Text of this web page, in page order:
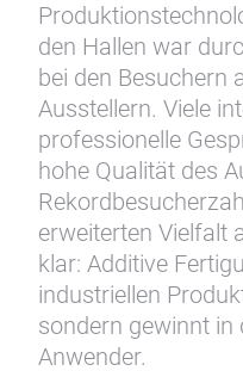
den Hallen war
bei den Besuchern
Ausstellern. Viele
professionelle
hohe Qualität des
erweiterten Vielfalt
klar: Additive
industriellen
sondern gewinnt
Anwender.